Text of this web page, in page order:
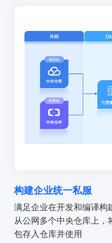
构建企业统一私服
满足企业在开发和编译构
从公网多个中央仓库上，
包存入仓库并使用